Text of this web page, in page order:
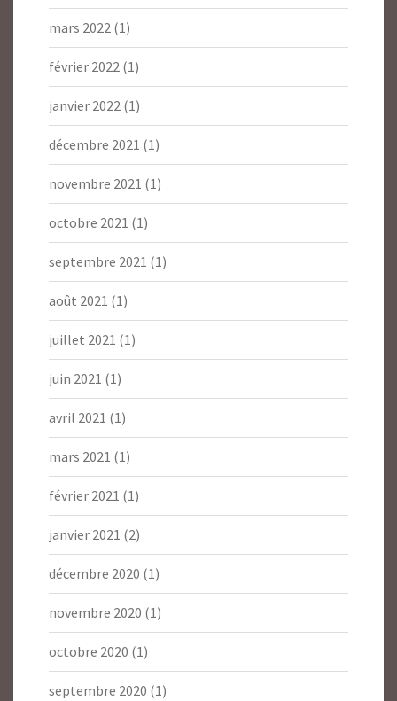
mars 2022 (1)
février 2022 (1)
janvier 2022 (1)
décembre 2021 (1)
novembre 2021 (1)
octobre 2021 (1)
septembre 2021 (1)
août 2021 (1)
juillet 2021 (1)
juin 2021 (1)
avril 2021 (1)
mars 2021 (1)
février 2021 (1)
janvier 2021 (2)
décembre 2020 (1)
novembre 2020 (1)
octobre 2020 (1)
septembre 2020 (1)